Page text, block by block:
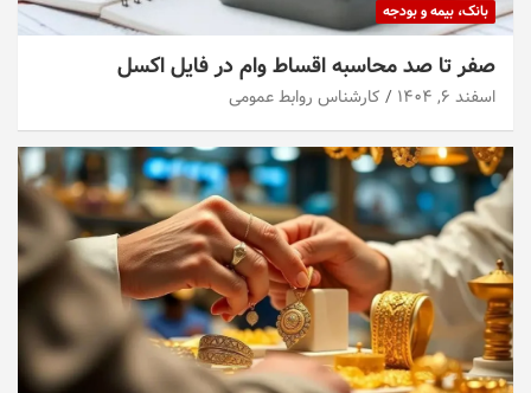
بانک، بیمه و بودجه
صفر تا صد محاسبه اقساط وام در فایل اکسل
اسفند ۶, ۱۴۰۴ کارشناس روابط عمومی